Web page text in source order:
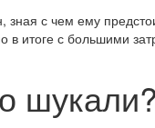
зная с чем ему
в итоге с большими